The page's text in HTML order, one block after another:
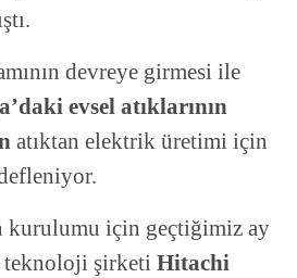
devreye girmesi ile
evsel atıklarının
atıktan elektrik üretimi için
kurulumu için geçtiğimiz ay
teknoloji şirketi Hitachi